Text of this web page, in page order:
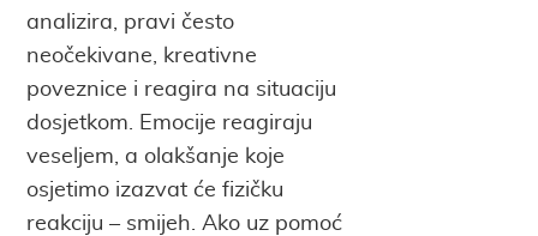
analizira, pravi često
neočekivane, kreativne
poveznice i reagira na situaciju
dosjetkom. Emocije reagiraju
veseljem, a olakšanje koje
osjetimo izazvat će fizičku
reakciju – smijeh. Ako uz pomoć